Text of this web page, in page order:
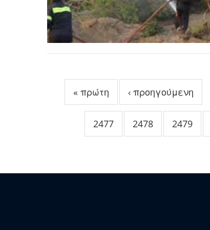
« πρώτη ‹ προηγούμενη
2477 2478 2479